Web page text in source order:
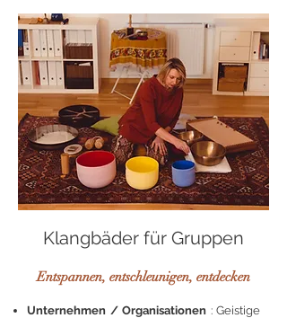
Klangbäder für Gruppen
Entspannen, entschleunigen, entdecken
Unternehmen / Organisationen : Geistige